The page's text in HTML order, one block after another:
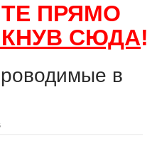
ПРЯМО
СЮДА!
в